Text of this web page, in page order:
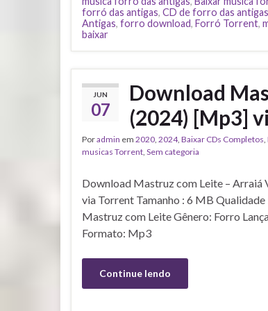
forró das antigas, CD de forro das antigas
Antigas, forro download, Forró Torrent,
baixar
JUN
07
Download
(2024) [Mp3]
Poradmin em 2020, 2024, Baixar CDs Completos,
musicas Torrent, Sem categoria
Download Mastruz com Leite –
via Torrent Tamanho : 6 MB
Mastruz com Leite Gênero: Forro
Formato: Mp3
Continue lendo